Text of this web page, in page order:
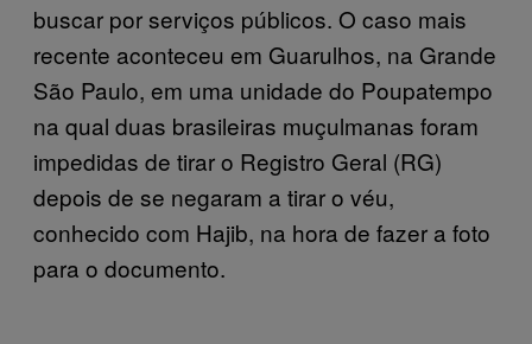
buscar por serviços públicos. O caso mais
recente aconteceu em Guarulhos, na Grande
São Paulo, em uma unidade do Poupatempo
na qual duas brasileiras muçulmanas foram
impedidas de tirar o Registro Geral (RG)
depois de se negaram a tirar o véu,
conhecido com Hajib, na hora de fazer a foto
para o documento.